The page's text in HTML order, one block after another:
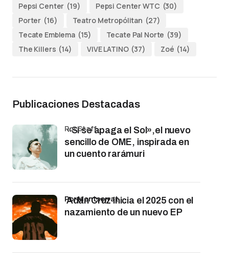
Pepsi Center (19) Pepsi Center WTC (30)
Porter (16) Teatro Metropólitan (27)
Tecate Emblema (15) Tecate Pal Norte (39)
The Killers (14) VIVE LATINO (37) Zoé (14)
Publicaciones Destacadas
«Si se apaga el Sol»,el nuevo
sencillo de OME, inspirada en
un cuento rarámuri
por Staff
Adán Cruz inicia el 2025 con el
nazamiento de un nuevo EP
por Montserrat